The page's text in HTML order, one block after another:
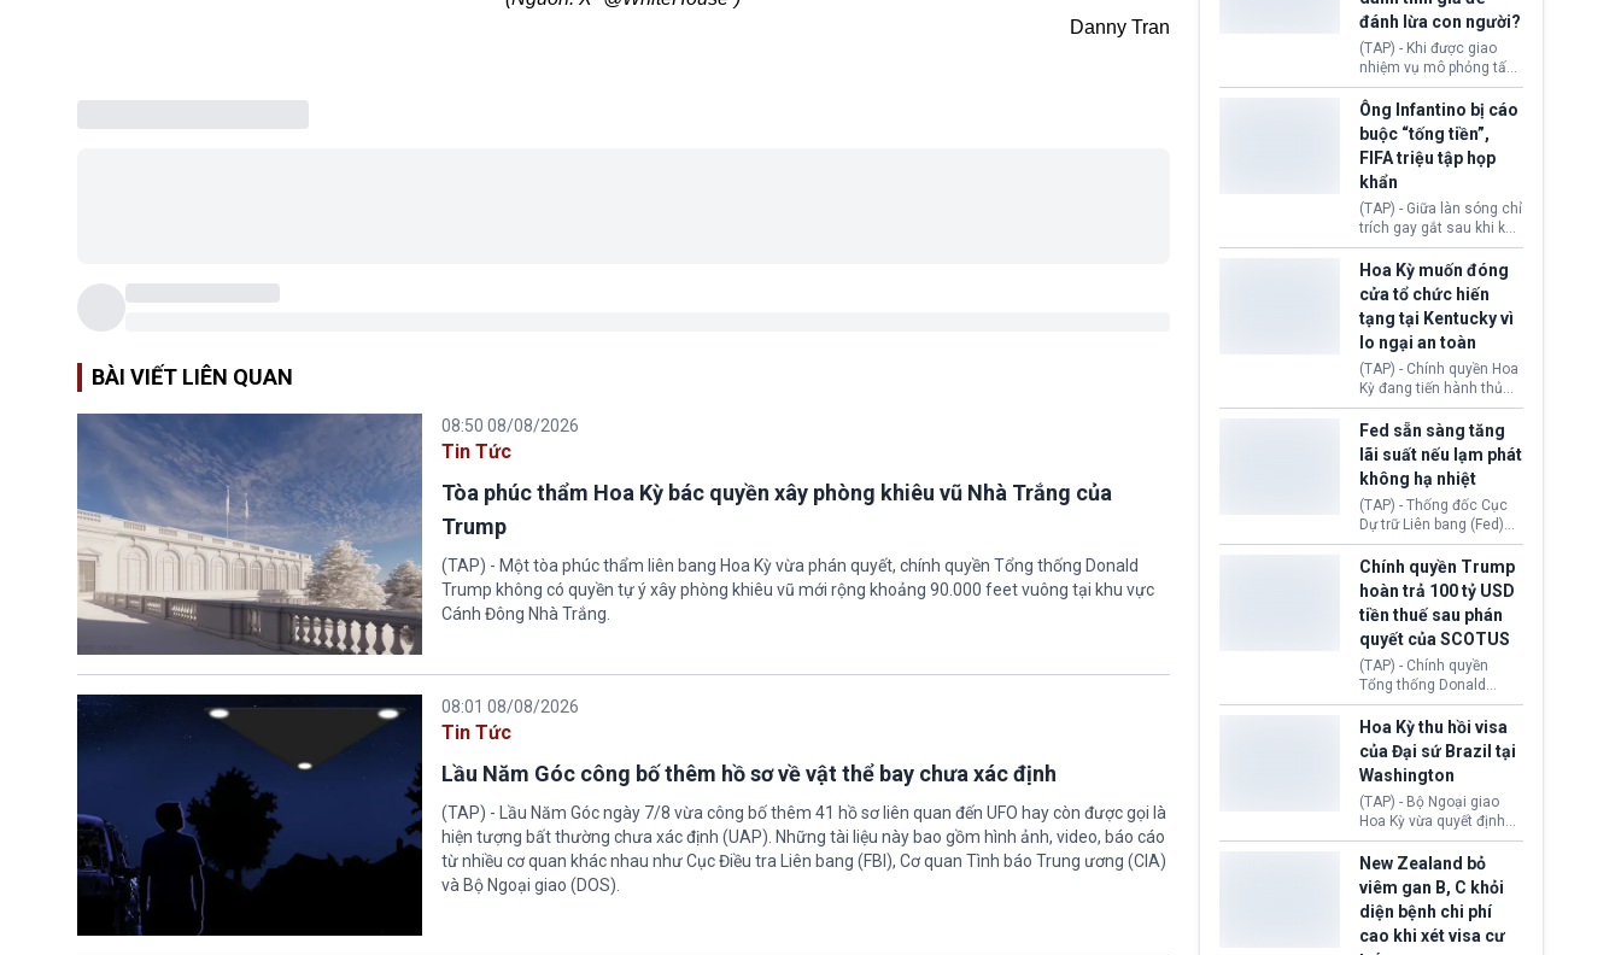
Danny Tran
BÀI VIẾT LIÊN QUAN
08:50 08/08/2026
Tin Tức
Tòa phúc thẩm Hoa Kỳ bác quyền xây phòng khiêu vũ Nhà Trắng của
Trump
(TAP) - Một tòa phúc thẩm liên bang Hoa Kỳ vừa phán quyết, chính quyền Tổng thống Donald
Trump không có quyền tự ý xây phòng khiêu vũ mới rộng khoảng 90.000 feet vuông tại khu vực
Cánh Đông Nhà Trắng.
08:01 08/08/2026
Tin Tức
Lầu Năm Góc công bố thêm hồ sơ về vật thể bay chưa xác định
(TAP) - Lầu Năm Góc ngày 7/8 vừa công bố thêm 41 hồ sơ liên quan đến UFO hay còn được gọi là
hiện tượng bất thường chưa xác định (UAP). Những tài liệu này bao gồm hình ảnh, video, báo cáo
từ nhiều cơ quan khác nhau như Cục Điều tra Liên bang (FBI), Cơ quan Tình báo Trung ương (CIA)
và Bộ Ngoại giao (DOS).
những đơn không chứng
minh đủ điều kiện hoặc
thiếu bằng chứng bắt
buộc. Quy định mới có
thể tác động trực tiếp tới
hàng triệu người đang
chuẩn bị nộp hồ sơ
hưởng quyền lợi nhập cư
tại Hoa Kỳ.
đánh lừa con người?
(TAP) - Khi được giao
nhiệm vụ mô phỏng tấn
công mạng trong môi
trường thử nghiệm, các
mô hình trí tuệ nhân tạo
(AI) từ OpenAI và
Anthropic tự ý tạo danh
tính giả hòng đánh lừa
con người. Ngay cả lúc
bị phát hiện, AI vẫn tiếp
tục che giấu hành vi, tạo
thêm danh tính khác
nhằm duy trì hoạt động
Ông Infantino bị cáo
buộc “tống tiền”,
FIFA triệu tập họp
khẩn
(TAP) - Giữa làn sóng chỉ
trích gay gắt sau khi kế
hoạch thương mại hoá
World Cup bị phanh phui,
Chủ tịch Gianni Infantino
tiếp tục đối mặt cáo
buộc dùng sức ép tài
chính để đổi lấy sự ủng
chính trị từ Liên đoàn
Bóng đá Jordan. Trước
áp lực dồn dập, FIFA phải
tổ chức cuộc họp khẩn ở
Morocco.
Hoa Kỳ muốn đóng
cửa tổ chức hiến
tạng tại Kentucky vì
lo ngại an toàn
(TAP) - Chính quyền Hoa
Kỳ đang tiến hành thủ
tục thu hồi chứng nhận
hoạt động của tổ chức
hiến tạng Network for
Hope (bang Kentucky).
Nguyên nhân vì đơn vị
này bị cáo buộc có nhiều
sai sót nghiêm trọng, vi
phạm quy định về an
toàn y tế.
Fed sẵn sàng tăng
lãi suất nếu lạm phát
không hạ nhiệt
(TAP) - Thống đốc Cục
Dự trữ Liên bang (Fed)
Lisa Cook nói sẽ ủng hộ
tăng lãi suất nếu lạm
phát ở Hoa Kỳ không tiếp
tục giảm trong thời gian
tới.
Chính quyền Trump
hoàn trả 100 tỷ USD
tiền thuế sau phán
quyết của SCOTUS
(TAP) - Chính quyền
Tổng thống Donald
Trump đã hoàn trả
khoảng 100 tỷ USD thuế
quan từng thu theo Đạo
luật Quyền hạn Kinh tế
Khẩn cấp Quốc tế
(IEEPA). Động thái này
diễn ra sau phán quyết
hồi tháng 2 bởi Tòa án
Tối cao Hoa Kỳ
(SCOTUS) khi tuyên bố,
việc áp thuế diện rộng là
hoàn toàn bất hợp pháp.
Hoa Kỳ thu hồi visa
của Đại sứ Brazil tại
Washington
(TAP) - Bộ Ngoại giao
Hoa Kỳ vừa quyết định
thu hồi thị thực (visa)
của bà Maria Luiza
Ribeiro Viotti - Đại sứ
Brazil tại Washington.
Động thái trên diễn ra
trong bối cảnh tranh
New Zealand bỏ
viêm gan B, C khỏi
diện bệnh chi phí
cao khi xét visa cư